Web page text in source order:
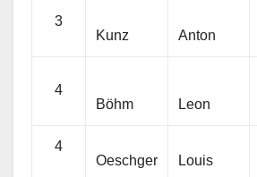
3
Kunz
Anton
4
Böhm
Leon
4
Oeschger
Louis